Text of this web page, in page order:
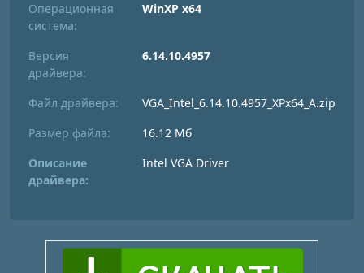
Операционная
система:
WinXP x64
Версия
драйвера:
6.14.10.4957
Файл драйвера:
VGA_Intel_6.14.10.4957_XPx64_A.zip
Размер файла:
16.12 Мб
Описание
драйвера:
Intel VGA Driver